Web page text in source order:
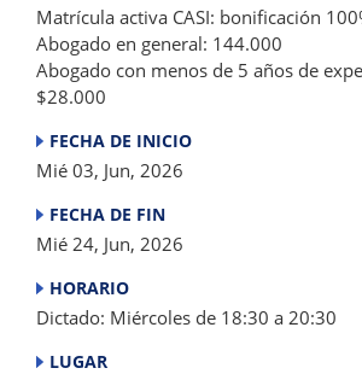
Matrícula activa CASI: bonificación
Abogado en general: 144.000
Abogado con menos de 5 años de
$28.000
FECHA DE INICIO
Mié 03, Jun, 2026
FECHA DE FIN
Mié 24, Jun, 2026
HORARIO
Dictado: Miércoles de 18:30 a 20:30
LUGAR